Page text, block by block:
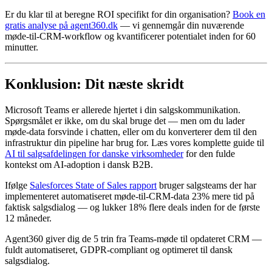
Er du klar til at beregne ROI specifikt for din organisation? Book en
gratis analyse på agent360.dk — vi gennemgår din nuværende
møde-til-CRM-workflow og kvantificerer potentialet inden for 60
minutter.
Konklusion: Dit næste skridt
Microsoft Teams er allerede hjertet i din salgskommunikation.
Spørgsmålet er ikke, om du skal bruge det — men om du lader
møde-data forsvinde i chatten, eller om du konverterer dem til den
infrastruktur din pipeline har brug for. Læs vores komplette guide til
AI til salgsafdelingen for danske virksomhederfor den fulde
kontekst om AI-adoption i dansk B2B.
Ifølge Salesforces State of Sales rapport bruger salgsteams der har
implementeret automatiseret møde-til-CRM-data 23% mere tid på
faktisk salgsdialog — og lukker 18% flere deals inden for de første
12 måneder.
Agent360 giver dig de 5 trin fra Teams-møde til opdateret CRM —
fuldt automatiseret, GDPR-compliant og optimeret til dansk
salgsdialog.